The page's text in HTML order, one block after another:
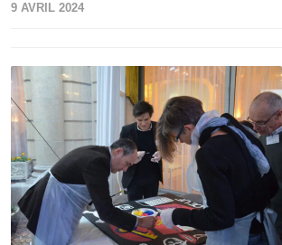
9 AVRIL 2024